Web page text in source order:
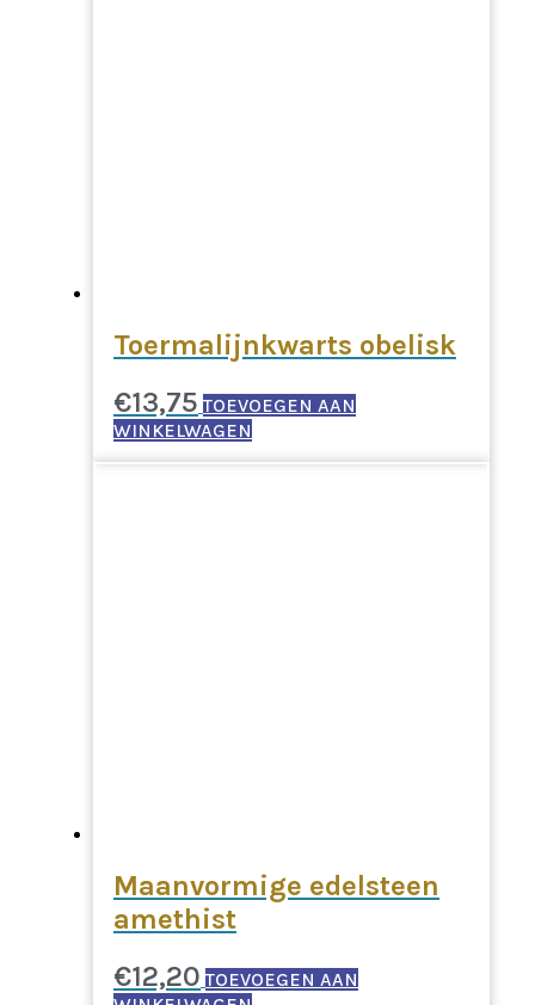
Toermalijnkwarts obelisk
€13,75 TOEVOEGEN AAN
WINKELWAGEN
Maanvormige edelsteen
amethist
€12,20 TOEVOEGEN AAN